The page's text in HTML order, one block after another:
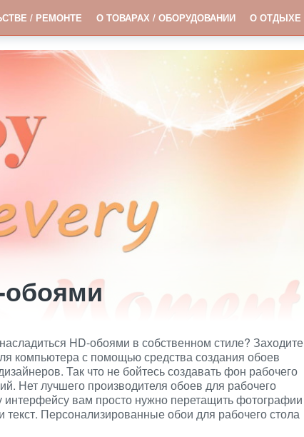
/ РЕМОНТЕ О ТОВАРАХ / ОБОРУДОВАНИИ О ОТДЫХЕ
обоями
HD-обоями в собственном стиле? Заходите
компьютера с помощью средства создания обоев
Так что не бойтесь создавать фон рабочего
Нет лучшего производителя обоев для рабочего
вам просто нужно перетащить фотографии
Персонализированные обои для рабочего стола